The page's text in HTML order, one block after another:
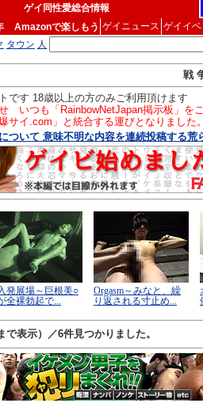
ゲイ同性愛総合情報
Amazonで楽しもう ゲイニュース ゲイイ
戦
です 18歳以上の方のみご利用頂けます
いつも「RainbowNetJapan掲示板」を
サイ.com」と統合する運びとなりました
ついて 意味不明な内容を連続投稿する
で表示）／6件見つかりました。